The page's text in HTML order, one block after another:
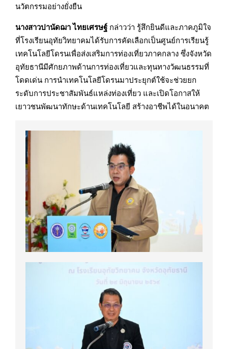
นวัตกรรมอย่างยั่งยืน
นางสาวปานัดฌา ไทยเศรษฐ์ กล่าวว่า รู้สึกยินดีและภาคภูมิใจ
ที่โรงเรียนอุทัยวิทยาคมได้รับการคัดเลือกเป็นศูนย์การเรียนรู้
เทคโนโลยีโดรนเพื่อส่งเสริมการท่องเที่ยวภาคกลาง ซึ่งจังหวัด
อุทัยธานีมีศักยภาพด้านการท่องเที่ยวและทุนทางวัฒนธรรมที่
โดดเด่น การนำเทคโนโลยีโดรนมาประยุกต์ใช้จะช่วยยก
ระดับการประชาสัมพันธ์แหล่งท่องเที่ยว และเปิดโอกาสให้
เยาวชนพัฒนาทักษะด้านเทคโนโลยี สร้างอาชีพได้ในอนาคต